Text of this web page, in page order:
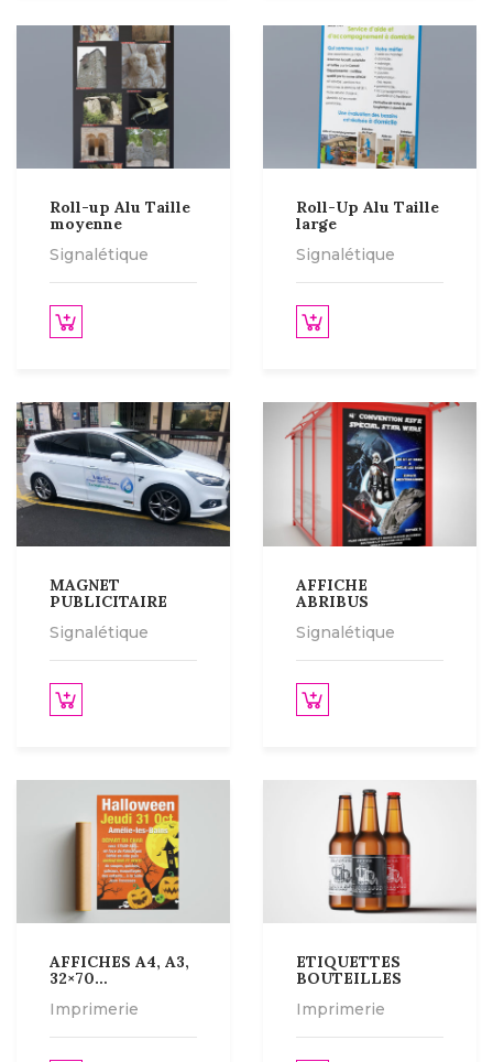
Roll-up Alu Taille
moyenne
Signalétique
options
Roll-Up Alu Taille
large
Signalétique
Lire la suite
MAGNET
PUBLICITAIRE
Signalétique
la suite
AFFICHE
ABRIBUS
Signalétique
Lire la suite
AFFICHES A4, A3,
32×70…
Imprimerie
ETIQUETTES
BOUTEILLES
Imprimerie